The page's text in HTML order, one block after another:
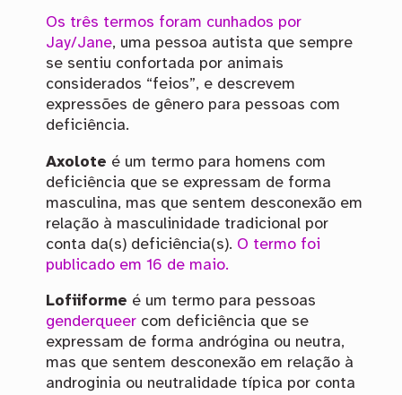
Os três termos foram cunhados por
Jay/Jane, uma pessoa autista que sempre
se sentiu confortada por animais
considerados “feios”, e descrevem
expressões de gênero para pessoas com
deficiência.
Axolote é um termo para homens com
deficiência que se expressam de forma
masculina, mas que sentem desconexão em
relação à masculinidade tradicional por
conta da(s) deficiência(s). O termo foi
publicado em 16 de maio.
Lofiiforme é um termo para pessoas
genderqueercom deficiência que se
expressam de forma andrógina ou neutra,
mas que sentem desconexão em relação à
androginia ou neutralidade típica por conta